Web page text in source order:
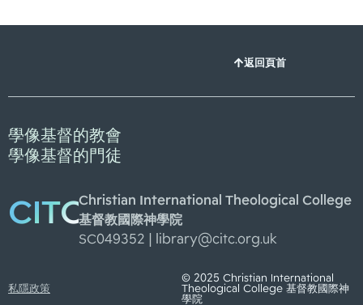
返回頁首
學像基督的教會
學像基督的門徒
CITCChristian International Theological College
基督教國際神學院
SC049352 |
library@citc.org.uk
私隱政策
© 2025 Christian International
Theological College 基督教國際神
學院